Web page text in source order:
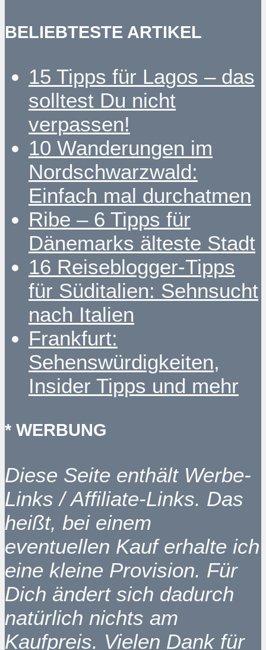
BELIEBTESTE ARTIKEL
15 Tipps für Lagos – das
solltest Du nicht
verpassen!
10 Wanderungen im
Nordschwarzwald:
Einfach mal durchatmen
Ribe – 6 Tipps für
Dänemarks älteste Stadt
16 Reiseblogger-Tipps
für Süditalien: Sehnsucht
nach Italien
Frankfurt:
Sehenswürdigkeiten,
Insider Tipps und mehr
* WERBUNG
Diese Seite enthält Werbe-
Links / Affiliate-Links. Das
heißt, bei einem
eventuellen Kauf erhalte ich
eine kleine Provision. Für
Dich ändert sich dadurch
natürlich nichts am
Kaufpreis. Vielen Dank für